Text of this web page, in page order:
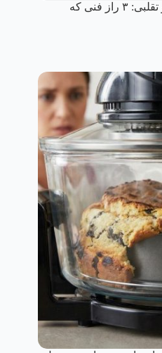
فرق خردکن سیلور کرست اصل و تقلبی: ۳ راز فنی که